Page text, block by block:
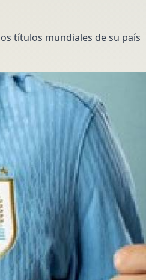
títulos mundiales de su país